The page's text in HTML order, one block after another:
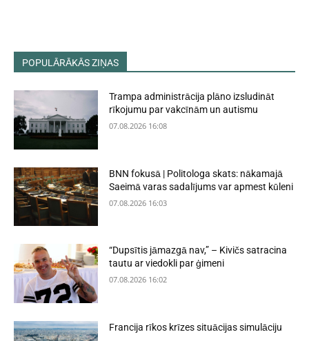
POPULĀRĀKĀS ZIŅAS
Trampa administrācija plāno izsludināt
rīkojumu par vakcīnām un autismu
07.08.2026 16:08
BNN fokusā | Politologa skats: nākamajā
Saeimā varas sadalījums var apmest kūleni
07.08.2026 16:03
“Dupsītis jāmazgā nav,” – Kivičs satracina
tautu ar viedokli par ģimeni
07.08.2026 16:02
Francija rīkos krīzes situācijas simulāciju